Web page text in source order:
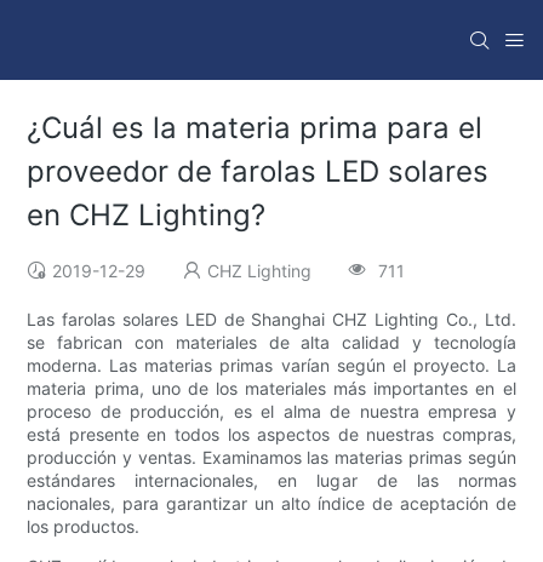
¿Cuál es la materia prima para el
proveedor de farolas LED solares
en CHZ Lighting?
2019-12-29 CHZ Lighting 711
Las farolas solares LED de Shanghai CHZ Lighting Co., Ltd.
se fabrican con materiales de alta calidad y tecnología
moderna. Las materias primas varían según el proyecto. La
materia prima, uno de los materiales más importantes en el
proceso de producción, es el alma de nuestra empresa y
está presente en todos los aspectos de nuestras compras,
producción y ventas. Examinamos las materias primas según
estándares internacionales, en lugar de las normas
nacionales, para garantizar un alto índice de aceptación de
los productos.